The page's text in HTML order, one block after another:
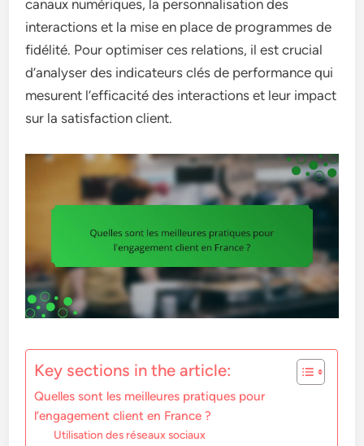
canaux numériques, la personnalisation des
interactions et la mise en place de programmes de
fidélité. Pour optimiser ces relations, il est crucial
d’analyser des indicateurs clés de performance qui
mesurent l’efficacité des interactions et leur impact
sur la satisfaction client.
Key sections in the article:
Quelles sont les meilleures pratiques pour
l’engagement client en France ?
Utilisation des réseaux sociaux